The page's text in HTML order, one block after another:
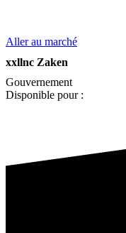
Aller au marché
xxllnc Zaken
Gouvernement
Disponible pour :